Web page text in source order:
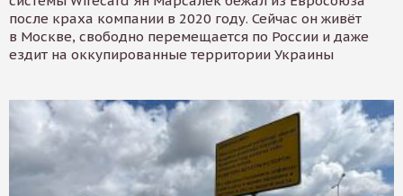
после краха компании в 2020 году. Сейчас он живёт
в Москве, свободно перемещается по России и даже
ездит на оккупированные территории Украины